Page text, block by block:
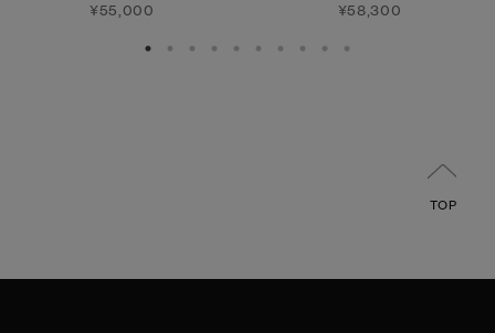
¥55,000 ¥58,300
TOP